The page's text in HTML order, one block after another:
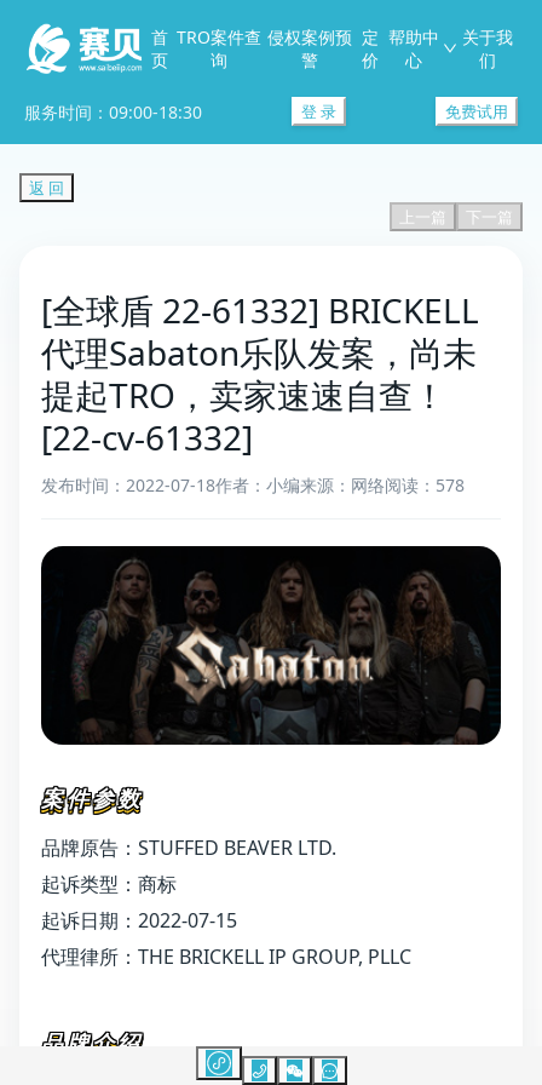
首
页
TRO案件查
询
侵权案例预
警
定
价
帮助中
心
关于我
们
服务时间：09:00-18:30 登 录 免费试用
返 回
上一篇
下一篇
[全球盾 22-61332] BRICKELL
代理Sabaton乐队发案，尚未
提起TRO，卖家速速自查！
[22-cv-61332]
发布时间：2022-07-18作者：小编来源：网络阅读：578
案件参数
品牌原告：STUFFED BEAVER LTD.
起诉类型：商标
起诉日期：2022-07-15
代理律所：THE BRICKELL IP GROUP, PLLC
品牌介绍